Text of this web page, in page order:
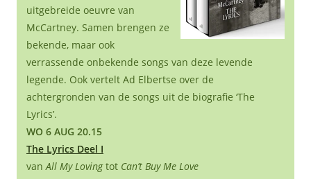
uitgebreide oeuvre van
McCartney. Samen brengen ze
bekende, maar ook
verrassende onbekende songs van deze levende
legende. Ook vertelt Ad Elbertse over de
achtergronden van de songs uit de biografie ‘The
Lyrics’.
WO 6 AUG 20.15
The Lyrics Deel I
van All My Lovingtot Can’t Buy Me Love